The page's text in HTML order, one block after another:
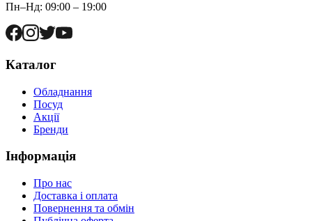
Пн–Нд: 09:00 – 19:00
Каталог
Обладнання
Посуд
Акції
Бренди
Інформація
Про нас
Доставка і оплата
Повернення та обмін